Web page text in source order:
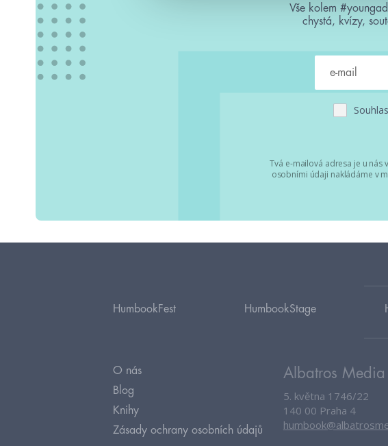
Vše kolem
chystá, kvízy,
Tvá e-mailová adresa je u nás
osobními údaji nakládáme v
HumbookFest HumbookStage
O nás
Blog
Knihy
Zásady ochrany osobních údajů
Albatros Media
5. května 1746/22
140 00 Praha 4